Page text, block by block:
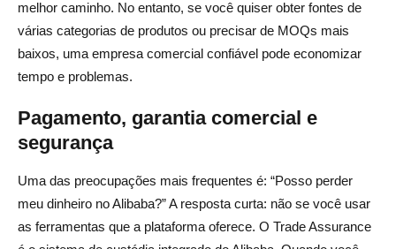
melhor caminho. No entanto, se você quiser obter fontes de
várias categorias de produtos ou precisar de MOQs mais
baixos, uma empresa comercial confiável pode economizar
tempo e problemas.
Pagamento, garantia comercial e
segurança
Uma das preocupações mais frequentes é: “Posso perder
meu dinheiro no Alibaba?” A resposta curta: não se você usar
as ferramentas que a plataforma oferece. O Trade Assurance